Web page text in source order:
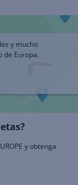
y mucho
de Europa.
y obtenga